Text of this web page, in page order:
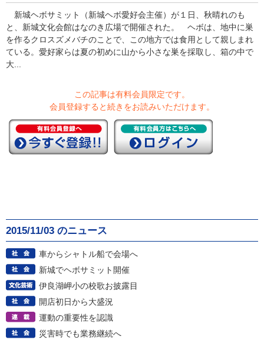
新城ヘボサミット（新城ヘボ愛好会主催）が１日、秋晴れのも
と、新城文化会館はなのき広場で開催された。 ヘボは、地中に巣
を作るクロスズメバチのことで、この地方では食用として親しまれ
ている。愛好家らは夏の初めに山から小さな巣を採取し、箱の中で
大...
この記事は有料会員限定です。
会員登録すると続きをお読みいただけます。
2015/11/03 のニュース
車からシャトル船で会場へ
新城でヘボサミット開催
伊良湖岬小の校歌お披露目
開店初日から大盛況
運動の重要性を認識
災害時でも業務継続へ